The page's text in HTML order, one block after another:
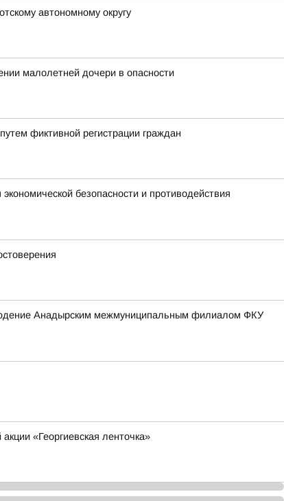
автономному округу
малолетней дочери в опасности
фиктивной регистрации граждан
безопасности и противодействия
Анадырским межмуниципальным филиалом ФКУ
«Георгиевская ленточка»